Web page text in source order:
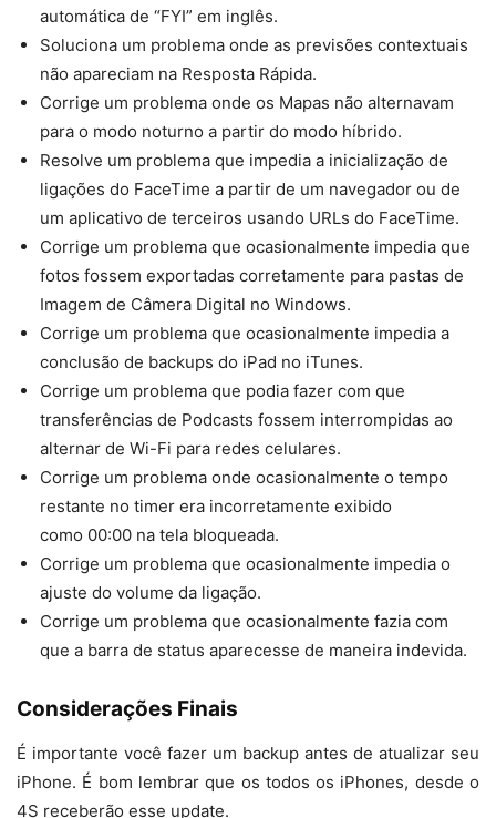
automática de “FYI” em inglês.
Soluciona um problema onde as previsões contextuais
não apareciam na Resposta Rápida.
Corrige um problema onde os Mapas não alternavam
para o modo noturno a partir do modo híbrido.
Resolve um problema que impedia a inicialização de
ligações do FaceTime a partir de um navegador ou de
um aplicativo de terceiros usando URLs do FaceTime.
Corrige um problema que ocasionalmente impedia que
fotos fossem exportadas corretamente para pastas de
Imagem de Câmera Digital no Windows.
Corrige um problema que ocasionalmente impedia a
conclusão de backups do iPad no iTunes.
Corrige um problema que podia fazer com que
transferências de Podcasts fossem interrompidas ao
alternar de Wi-Fi para redes celulares.
Corrige um problema onde ocasionalmente o tempo
restante no timer era incorretamente exibido
como 00:00 na tela bloqueada.
Corrige um problema que ocasionalmente impedia o
ajuste do volume da ligação.
Corrige um problema que ocasionalmente fazia com
que a barra de status aparecesse de maneira indevida.
Considerações Finais
É importante você fazer um backup antes de atualizar seu
iPhone. É bom lembrar que os todos os iPhones, desde o
4S receberão esse update.